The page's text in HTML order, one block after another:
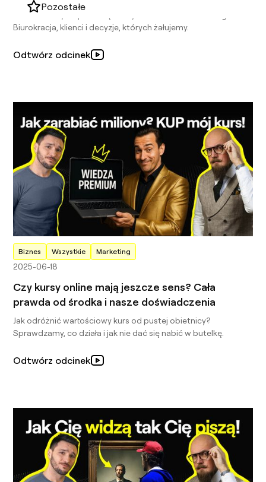
Pozostałe
Prawdziwe życie przedsiębiorcy – bez mitów i coachingu.
Biurokracja, klienci i decyzje, których żałujemy.
Odtwórz odcinek
Biznes Wszystkie Marketing
2025-06-18
Czy kursy online mają jeszcze sens? Cała
prawda od środka i nasze doświadczenia
Jak odróżnić wartościowy kurs od pustej obietnicy?
Sprawdzamy, co działa i jak nie dać się nabić w butelkę.
Odtwórz odcinek